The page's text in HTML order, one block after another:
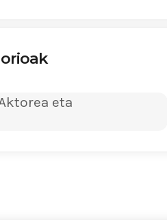
eta